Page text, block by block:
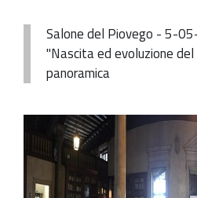
Ufficio
Salone del Piovego - 5-
"Nascita ed evoluzione del
panoramica